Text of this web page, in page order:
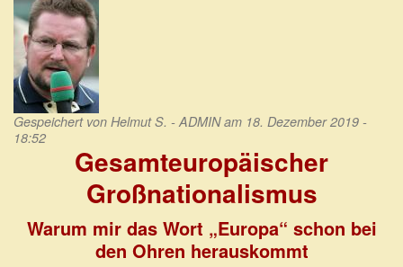
Gespeichert von Helmut S. - ADMINam 18. Dezember 2019 -
18:52
Gesamteuropäischer
Großnationalismus
Warum mir das Wort „Europa“ schon bei
den Ohren herauskommt